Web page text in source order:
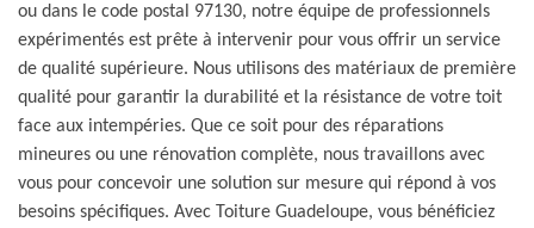
ou dans le code postal 97130, notre équipe de professionnels
expérimentés est prête à intervenir pour vous offrir un service
de qualité supérieure. Nous utilisons des matériaux de première
qualité pour garantir la durabilité et la résistance de votre toit
face aux intempéries. Que ce soit pour des réparations
mineures ou une rénovation complète, nous travaillons avec
vous pour concevoir une solution sur mesure qui répond à vos
besoins spécifiques. Avec Toiture Guadeloupe, vous bénéficiez